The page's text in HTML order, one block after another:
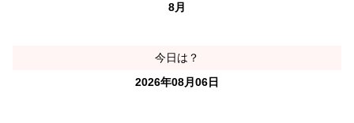
8月
今日は？
2026年08月06日